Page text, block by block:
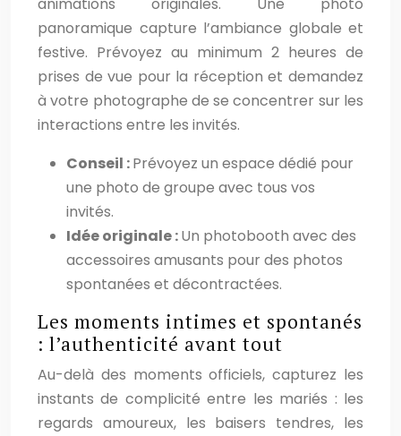
panoramique capture l’ambiance globale et
festive. Prévoyez au minimum 2 heures de
prises de vue pour la réception et demandez
à votre photographe de se concentrer sur les
interactions entre les invités.
Conseil :Prévoyez un espace dédié pour
une photo de groupe avec tous vos
invités.
Idée originale :Un photobooth avec des
accessoires amusants pour des photos
spontanées et décontractées.
Les moments intimes et spontanés
: l’authenticité avant tout
Au-delà des moments officiels, capturez les
instants de complicité entre les mariés : les
regards amoureux, les baisers tendres, les